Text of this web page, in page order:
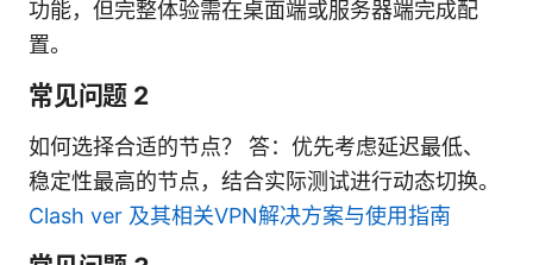
功能，但完整体验需在桌面端或服务器端完成配
置。
常见问题 2
如何选择合适的节点？ 答：优先考虑延迟最低、
稳定性最高的节点，结合实际测试进行动态切换。
Clash ver 及其相关VPN解决方案与使用指南